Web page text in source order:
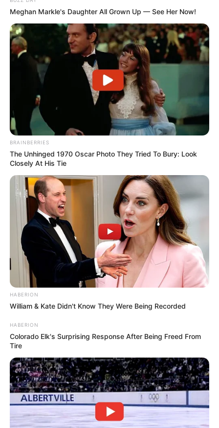
Meghan Markle's Daughter All Grown Up — See Her Now!
BRAINBERRIES
The Unhinged 1970 Oscar Photo They Tried To Bury: Look
Closely At His Tie
HABERION
William & Kate Didn't Know They Were Being Recorded
HABERION
Colorado Elk's Surprising Response After Being Freed From
Tire